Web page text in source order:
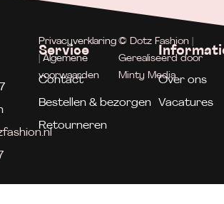
Service
Contact
Bestellen & bezorgen
Retourneren
Over ons
Vacatures
Privacyverklaring
| Algemene
voorwaarden
© Dotz Fashion |
Gerealiseerd door
Minty Media